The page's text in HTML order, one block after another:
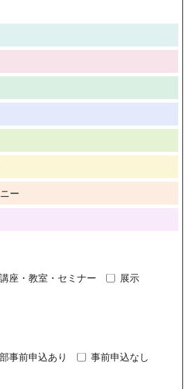
ー
講座・教室・セミナー
展示
事前申込あり 事前申込なし